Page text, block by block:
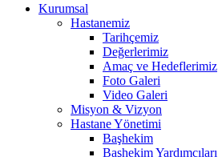
Kurumsal
Hastanemiz
Tarihçemiz
Değerlerimiz
Amaç ve Hedeflerimiz
Foto Galeri
Video Galeri
Misyon & Vizyon
Hastane Yönetimi
Başhekim
Başhekim Yardımcıları